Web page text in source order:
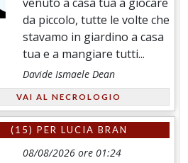
da piccolo, tutte le volte che
stavamo in giardino a casa
tua e a mangiare tutti...
Davide Ismaele Dean
VAI AL NECROLOGIO
(15) PER LUCIA BRAN
08/08/2026 ore 01:24